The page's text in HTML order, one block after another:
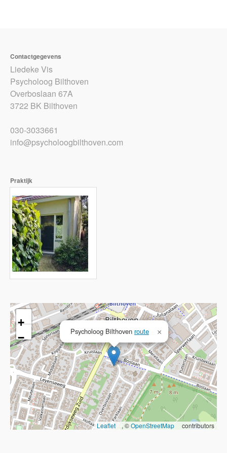
Contactgegevens
Liedeke Vis
Psycholoog Bilthoven
Overboslaan 67A
3722 BK Bilthoven
030-3033661
info@psycholoogbilthoven.com
Praktijk
Psycholoog Bilthoven route ×
+
−
Leaflet , ©OpenStreetMap contributors